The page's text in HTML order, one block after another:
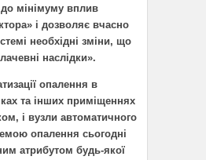
мінімуму вплив
і дозволяє вчасно
необхідні зміни, що
наслідки».
опалення в
та інших приміщеннях
і вузли автоматичного
опалення сьогодні
атрибутом будь-якої